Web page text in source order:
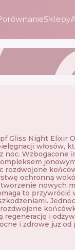
Sklepy
Gliss Night Elixir
włosów,
noc. Wzbogacone
rozdwojone
ochronną
nowych
to przywrócić
regenerację i
i zdrowe już od